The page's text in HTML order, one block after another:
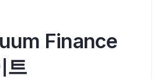
Finance
트